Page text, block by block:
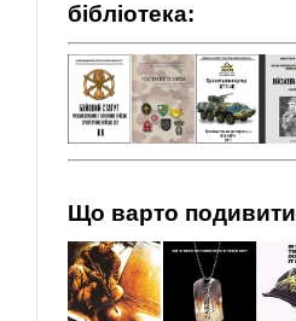
бібліотека:
Що варто